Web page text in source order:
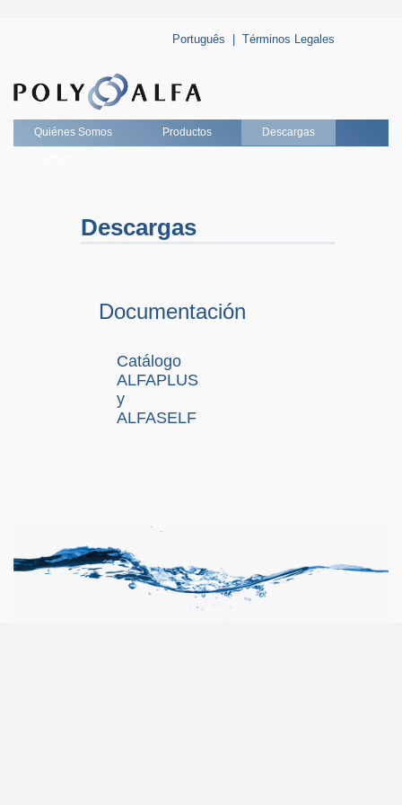
Português Términos Legales
Quiénes Somos Productos Descargas
Descargas
Documentación
Catálogo
ALFAPLUS
y
ALFASELF